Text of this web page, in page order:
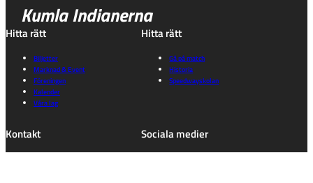
Kumla Indianerna
Hitta rätt
Biljetter
Marknad & Event
Föreningen
Kalender
Våra lag
Hitta rätt
Gå på match
Historia
Speedwayskolan
Kontakt Sociala medier